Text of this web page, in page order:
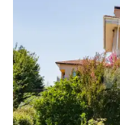
Имейл Адрес